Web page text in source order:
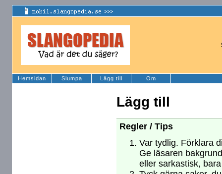
Hemsidan Slumpa Lägg till Om
Lägg till
Regler / Tips
Var tydlig. Förklara
Ge läsaren
eller sarkastisk,